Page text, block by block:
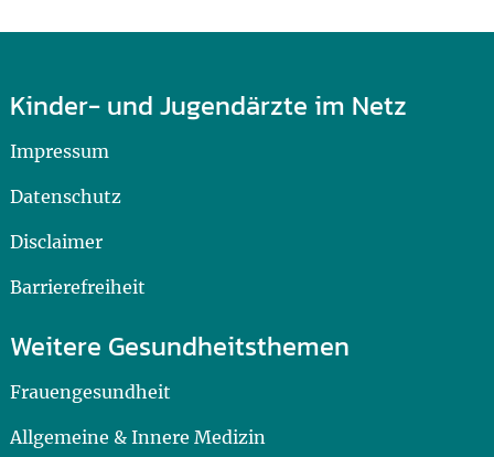
Kinder- und Jugendärzte im Netz
Impressum
Datenschutz
Disclaimer
Barrierefreiheit
Weitere Gesundheitsthemen
Frauengesundheit
Allgemeine & Innere Medizin